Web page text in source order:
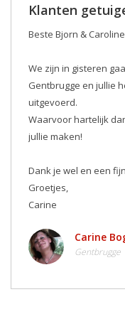
Klanten
Beste Bjorn & Caroline
We zijn in gisteren
Gentbrugge en jullie
uitgevoerd.
Waarvoor hartelijk
jullie maken! ️
Dank je wel en een
Groetjes,
Carine
Carine
Gentbrugge